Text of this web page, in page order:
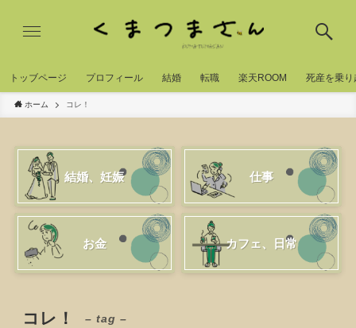
トッブページ プロフィール 結婚 転職 楽天ROOM 死産を乗り
ホーム コレ！
結婚、妊娠 仕事
お金 カフェ、日常
コレ！ – tag –